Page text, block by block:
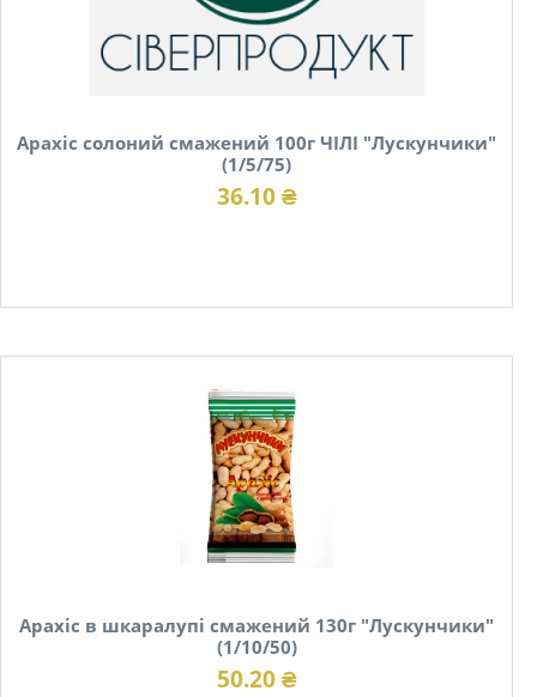
Арахіс солоний смажений 100г ЧІЛІ "Лускунчики"
(1/5/75)
36.10 ₴
Арахіс в шкаралупі смажений 130г "Лускунчики"
(1/10/50)
50.20 ₴